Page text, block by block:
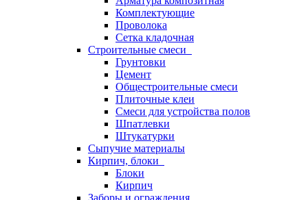
Комплектующие
Проволока
Сетка кладочная
Строительные смеси
Грунтовки
Цемент
Общестроительные смеси
Плиточные клеи
Смеси для устройства полов
Шпатлевки
Штукатурки
Сыпучие материалы
Кирпич, блоки
Блоки
Кирпич
Заборы и ограждения